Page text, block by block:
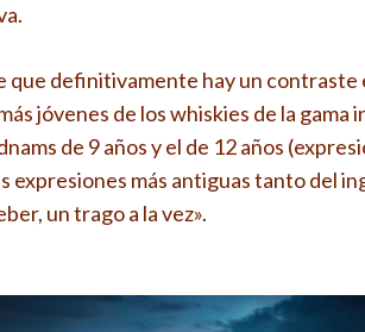
que definitivamente hay un contraste
jóvenes de los whiskies de la gama
de 9 años y el de 12 años
expresiones más antiguas tanto del
un trago a la vez».